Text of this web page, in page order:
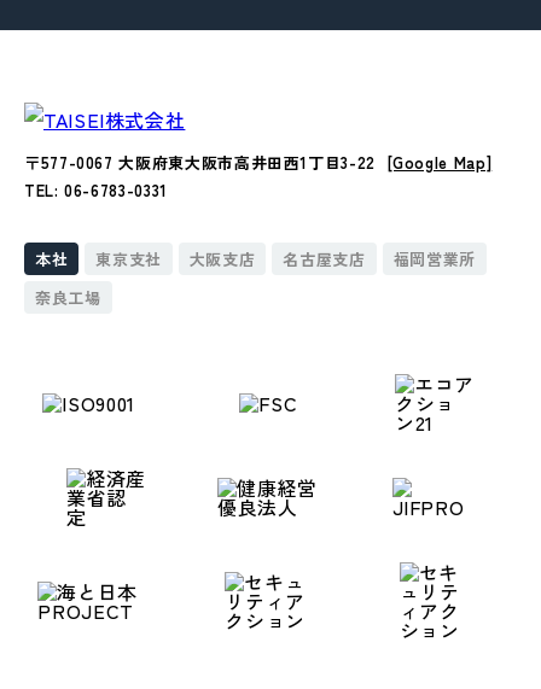
〒577-0067 大阪府東大阪市高井田西1丁目3-22 [Google Map]
TEL: 06-6783-0331
本社 東京支社 大阪支店 名古屋支店
福岡営業所
奈良工場